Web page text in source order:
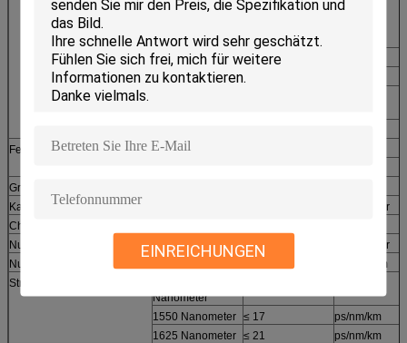
EINREICHUNGEN
1383 Nanometer
Wasserstoffaltern)
≤ 0,31 dB/km
1490 Nanometer ≤ 0,23
1550 Nanometer
≤ 0,20
Felddurchmesser (MF)
1310 Nanometer
Grenzwellenlänge
Kabel-Abkürzung
Nanometer
Chromatische Streuung
Nullstreuungs-Wellenlänge
1300 - 1324
Nanometer
Nullstreuungs-Steigung
ps/nm2/km
Streuungs-Koeffizient
Nanometer
1550 Nanometer ≤ 17
ps/nm/km
1625 Nanometer ≤ 21
ps/nm/km